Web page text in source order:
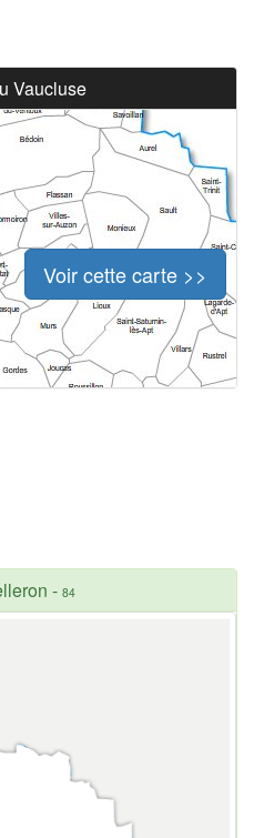
Vaucluse
Voir cette carte >>
- 84